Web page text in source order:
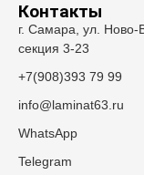
Контакты
г. Самара, ул. Ново-
секция 3-23
+7(908)393 79 99
info@laminat63.ru
WhatsApp
Telegram